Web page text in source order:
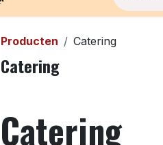
Producten Catering
Catering
Catering